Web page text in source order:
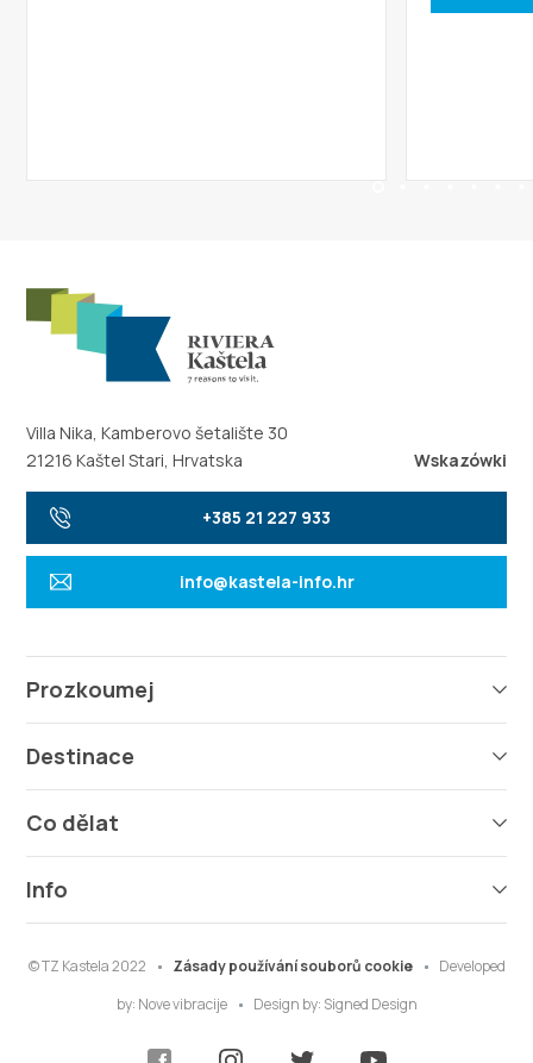
Villa Nika, Kamberovo šetalište 30
21216 Kaštel Stari, Hrvatska
Wskazówki
+385 21 227 933
info@kastela-info.hr
Prozkoumej
Destinace
Co dělat
Info
© TZ Kastela 2022 Zásady používání souborů cookie
Developed
by: Nove vibracije Design by: Signed Design